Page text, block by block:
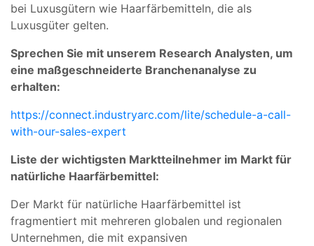
bei Luxusgütern wie Haarfärbemitteln, die als
Luxusgüter gelten.
Sprechen Sie mit unserem Research Analysten, um
eine maßgeschneiderte Branchenanalyse zu
erhalten:
https://connect.industryarc.com/lite/schedule-a-call-
with-our-sales-expert
Liste der wichtigsten Marktteilnehmer im Markt für
natürliche Haarfärbemittel:
Der Markt für natürliche Haarfärbemittel ist
fragmentiert mit mehreren globalen und regionalen
Unternehmen, die mit expansiven